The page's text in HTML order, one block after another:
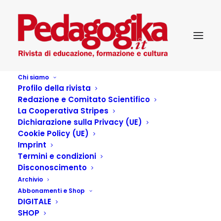
Chi siamo
Profilo della rivista
Redazione e Comitato Scientifico
La Cooperativa Stripes
Dichiarazione sulla Privacy (UE)
Cookie Policy (UE)
Imprint
Termini e condizioni
Disconoscimento
Archivio
Abbonamenti e Shop
DIGITALE
SHOP
La crisi è una
opportunità. Sostenibile
1 NOVEMBRE 2013 | IN...PEDAGOGIKA DOSSIER
PEDAGOGIKA_XVII_4-AMBIENTE E CAMBIA...MENTI
PEDAGOGIKA.IT